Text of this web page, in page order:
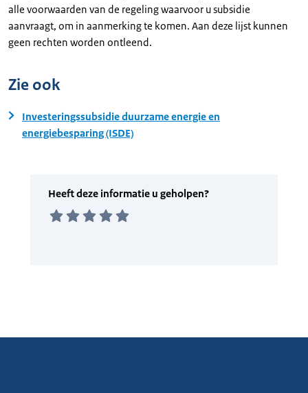
alle voorwaarden van de regeling waarvoor u subsidie
aanvraagt, om in aanmerking te komen. Aan deze lijst kunnen
geen rechten worden ontleend.
Zie ook
Investeringssubsidie duurzame energie en
energiebesparing (ISDE)